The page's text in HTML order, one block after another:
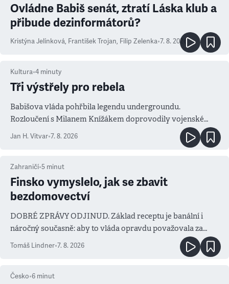
Ovládne Babiš senát, ztratí Láska klub a
přibude dezinformátorů?
Kristýna Jelínková, František Trojan, Filip Zelenka•7. 8. 2026
Kultura•4 minuty
Tři výstřely pro rebela
Babišova vláda pohřbila legendu undergroundu.
Rozloučení s Milanem Knížákem doprovodily vojenské
salvy i kritika pokrokářů
Jan H. Vitvar•7. 8. 2026
Zahraničí•5 minut
Finsko vymyslelo, jak se zbavit
bezdomovectví
DOBRÉ ZPRÁVY ODJINUD. Základ receptu je banální i
náročný současně: aby to vláda opravdu považovala za
prioritu
Tomáš Lindner•7. 8. 2026
Česko•6 minut